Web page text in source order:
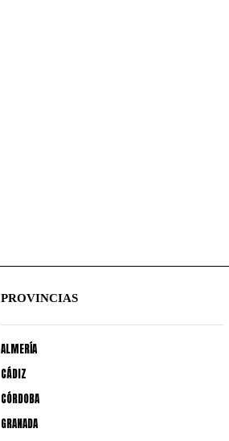
PROVINCIAS
ALMERÍA
CÁDIZ
CÓRDOBA
GRANADA